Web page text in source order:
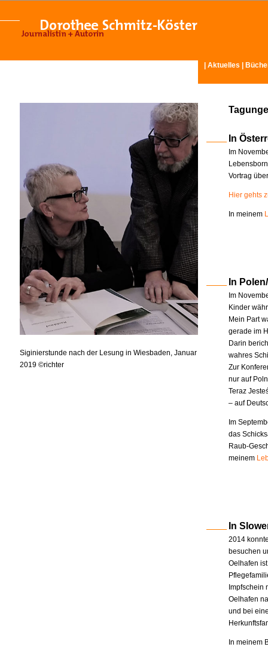
Aktuelles
Siginierstunde nach der Lesung in Wiesbaden, Januar
2019 ©richter
In
Im
Vortrag
Hier gehts
In meinem
In
Im
Kinder
Mein Part
gerade im
Darin
wahres
Zur
nur auf
Teraz
– auf
Im
das
Raub-
meinem
In
2014
besuchen
Oelhafen
Impfschein
Oelhafen
und bei
In meinem